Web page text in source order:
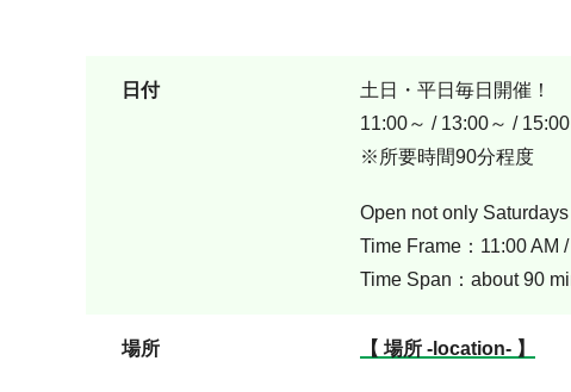
日付
土日・平日毎日開催！
11:00～ / 13:00～ /
※所要時間90分程度
Open not only
Time Frame：11:00 AM
Time Span：about 90
場所 【 場所 -location- 】